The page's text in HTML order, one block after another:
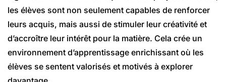
les élèves sont non seulement capables de renforcer
leurs acquis, mais aussi de stimuler leur créativité et
d’accroître leur intérêt pour la matière. Cela crée un
environnement d’apprentissage enrichissant où les
élèves se sentent valorisés et motivés à explorer